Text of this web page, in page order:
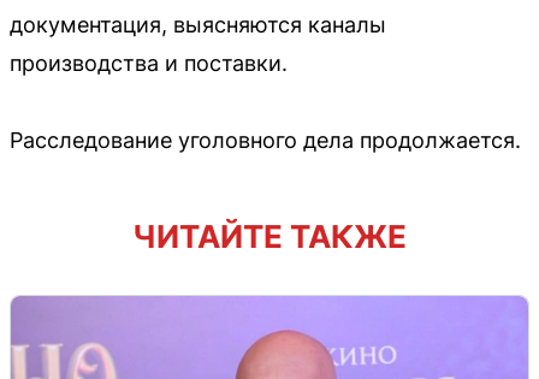
документация, выясняются каналы
производства и поставки.
Расследование уголовного дела продолжается.
ЧИТАЙТЕ ТАКЖЕ